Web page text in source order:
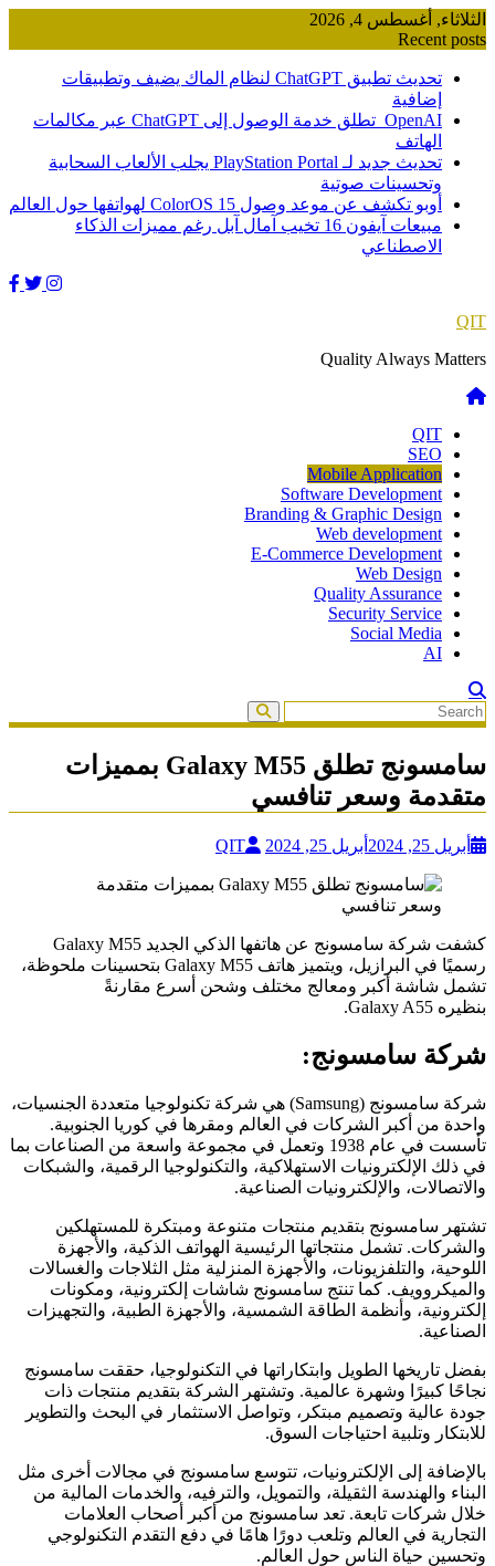
Skip
to
الثلاثاء, أغسطس 4, 2026
Recent posts
تحديث تطبيق ChatGPT لنظام الماك يضيف وتطبيقات
إضافية
OpenAI تطلق خدمة الوصول إلى ChatGPT عبر مكالمات
الهاتف
تحديث جديد لـ PlayStation Portal يجلب الألعاب السحابية
وتحسينات صوتية
أوبو تكشف عن موعد وصول ColorOS 15 لهواتفها حول العالم
مبيعات آيفون 16 تخيب آمال آبل رغم مميزات الذكاء
الاصطناعي
QIT
Quality Always Matters
QIT
SEO
Mobile Application
Software Development
Branding & Graphic Design
Web development
E-Commerce Development
Web Design
Quality Assurance
Security Service
Social Media
AI
سامسونج تطلق Galaxy M55 بمميزات
متقدمة وسعر تنافسي
أبريل 25, 2024 أبريل 25, 2024 QIT
كشفت شركة سامسونج عن هاتفها الذكي الجديد Galaxy M55
رسميًا في البرازيل، ويتميز هاتف Galaxy M55 بتحسينات ملحوظة،
تشمل شاشة أكبر ومعالج مختلف وشحن أسرع مقارنةً
بنظيره Galaxy A55.
شركة سامسونج:
شركة سامسونج (Samsung) هي شركة تكنولوجيا متعددة الجنسيات،
واحدة من أكبر الشركات في العالم ومقرها في كوريا الجنوبية.
تأسست في عام 1938 وتعمل في مجموعة واسعة من الصناعات بما
في ذلك الإلكترونيات الاستهلاكية، والتكنولوجيا الرقمية، والشبكات
والاتصالات، والإلكترونيات الصناعية.
تشتهر سامسونج بتقديم منتجات متنوعة ومبتكرة للمستهلكين
والشركات. تشمل منتجاتها الرئيسية الهواتف الذكية، والأجهزة
اللوحية، والتلفزيونات، والأجهزة المنزلية مثل الثلاجات والغسالات
والميكروويف. كما تنتج سامسونج شاشات إلكترونية، ومكونات
إلكترونية، وأنظمة الطاقة الشمسية، والأجهزة الطبية، والتجهيزات
الصناعية.
بفضل تاريخها الطويل وابتكاراتها في التكنولوجيا، حققت سامسونج
نجاحًا كبيرًا وشهرة عالمية. وتشتهر الشركة بتقديم منتجات ذات
جودة عالية وتصميم مبتكر، وتواصل الاستثمار في البحث والتطوير
للابتكار وتلبية احتياجات السوق.
بالإضافة إلى الإلكترونيات، تتوسع سامسونج في مجالات أخرى مثل
البناء والهندسة الثقيلة، والتمويل، والترفيه، والخدمات المالية من
خلال شركات تابعة. تعد سامسونج من أكبر أصحاب العلامات
التجارية في العالم وتلعب دورًا هامًا في دفع التقدم التكنولوجي
وتحسين حياة الناس حول العالم.